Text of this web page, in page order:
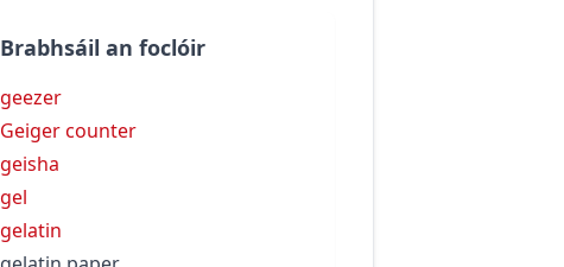
Brabhsáil an foclóir
geezer
Geiger counter
geisha
gel
gelatin